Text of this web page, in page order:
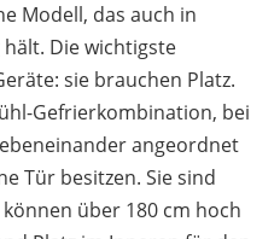
Modell, das auch in
Die wichtigste
sie brauchen Platz.
Gefrierkombination, bei
angeordnet
Tür besitzen. Sie sind
über 180 cm hoch